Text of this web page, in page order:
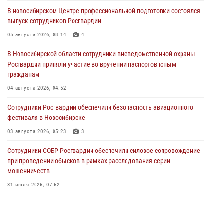
В новосибирском Центре профессиональной подготовки состоялся
выпуск сотрудников Росгвардии
05 августа 2026, 08:14 4
В Новосибирской области сотрудники вневедомственной охраны
Росгвардии приняли участие во вручении паспортов юным
гражданам
04 августа 2026, 04:52
Сотрудники Росгвардии обеспечили безопасность авиационного
фестиваля в Новосибирске
03 августа 2026, 05:23 3
Сотрудники СОБР Росгвардии обеспечили силовое сопровождение
при проведении обысков в рамках расследования серии
мошенничеств
31 июля 2026, 07:52